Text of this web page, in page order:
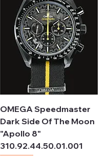
OMEGA Speedmaster
Dark Side Of The Moon
"Apollo 8"
310.92.44.50.01.001